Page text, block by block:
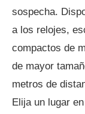
sospecha.
a los relojes,
compactos de
de mayor
metros de
Elija un lugar